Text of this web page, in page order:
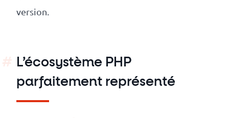
version.
L’écosystème PHP
parfaitement représenté